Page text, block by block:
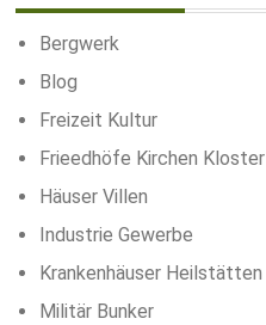
Bergwerk
Blog
Freizeit Kultur
Frieedhöfe Kirchen Kloster
Häuser Villen
Industrie Gewerbe
Krankenhäuser Heilstätten
Militär Bunker